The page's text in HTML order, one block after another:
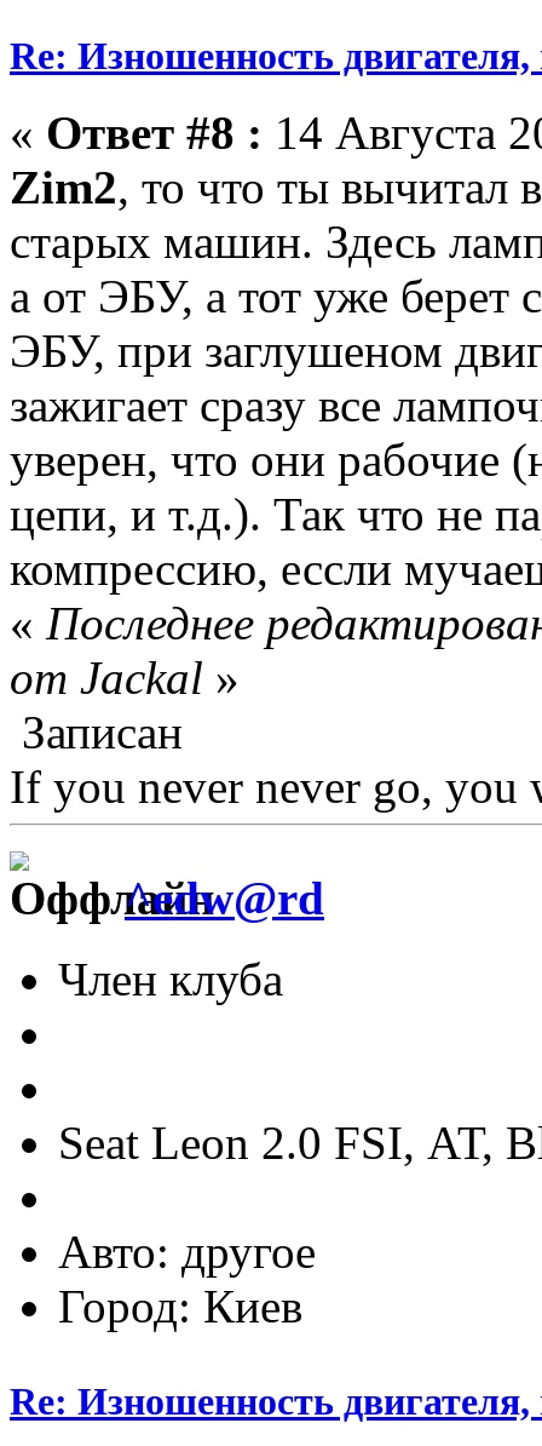
Re: Изношенность
« Ответ #8 : 14 Августа
Zim2, то что ты вычитал
старых машин. Здесь
а от ЭБУ, а тот уже берет
ЭБУ, при заглушеном
зажигает сразу все
уверен, что они рабочие
цепи, и т.д.). Так что не
компрессию, ессли
« Последнее
от Jackal »
Записан
If you never never go, you
^edw@rd
Член клуба
Seat Leon 2.0 FSI, АТ,
Авто: другое
Город: Киев
Re: Изношенность